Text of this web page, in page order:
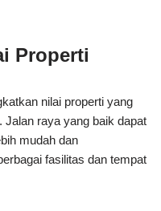
Properti
nilai properti yang
Jalan raya yang baik dapat
mudah dan
fasilitas dan tempat